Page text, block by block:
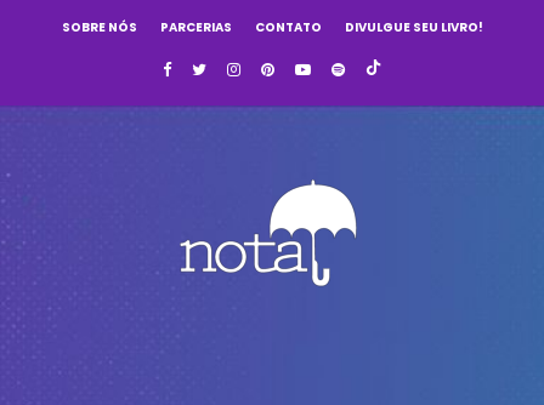
SOBRE NÓS PARCERIAS CONTATO DIVULGUE SEU LIVRO!